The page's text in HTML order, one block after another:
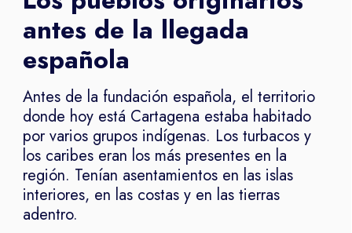
antes de la llegada
española
Antes de la fundación española, el territorio
donde hoy está Cartagena estaba habitado
por varios grupos indígenas. Los turbacos y
los caribes eran los más presentes en la
región. Tenían asentamientos en las islas
interiores, en las costas y en las tierras
adentro.